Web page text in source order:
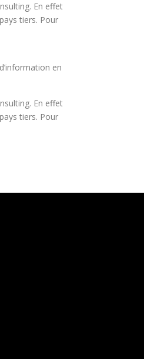
En effet
tiers. Pour
en
En effet
tiers. Pour